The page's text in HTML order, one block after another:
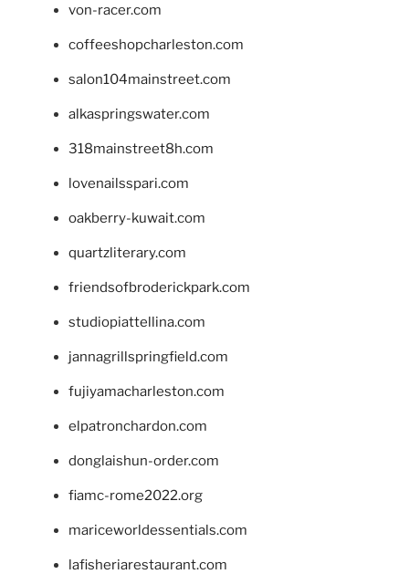
von-racer.com
coffeeshopcharleston.com
salon104mainstreet.com
alkaspringswater.com
318mainstreet8h.com
lovenailsspari.com
oakberry-kuwait.com
quartzliterary.com
friendsofbroderickpark.com
studiopiattellina.com
jannagrillspringfield.com
fujiyamacharleston.com
elpatronchardon.com
donglaishun-order.com
fiamc-rome2022.org
mariceworldessentials.com
lafisheriarestaurant.com